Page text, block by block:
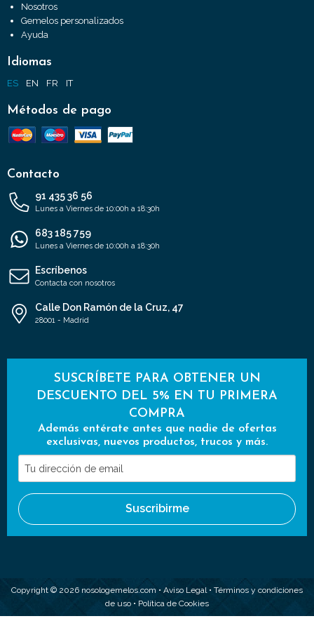
Nosotros
Gemelos personalizados
Ayuda
Idiomas
ES EN FR IT
Métodos de pago
Contacto
91 435 36 56
Lunes a Viernes de 10:00h a 18:30h
683 185 759
Lunes a Viernes de 10:00h a 18:30h
Escríbenos
Contacta con nosotros
Calle Don Ramón de la Cruz, 47
28001 - Madrid
SUSCRÍBETE PARA OBTENER UN
DESCUENTO DEL 5% EN TU PRIMERA
COMPRA
Además entérate antes que nadie de ofertas
exclusivas, nuevos productos, trucos y más.
Tu
dirección
de
email
Suscribirme
Copyright © 2026 nosologemelos.com • Aviso Legal• Términos y condiciones
de uso • Política de Cookies